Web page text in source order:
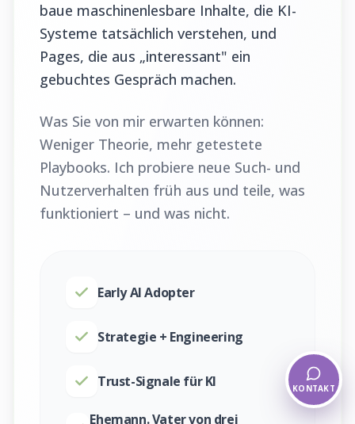
baue maschinenlesbare Inhalte, die KI-
Systeme tatsächlich verstehen, und
Pages, die aus „interessant" ein
gebuchtes Gespräch machen.
Was Sie von mir erwarten können:
Weniger Theorie, mehr getestete
Playbooks. Ich probiere neue Such- und
Nutzerverhalten früh aus und teile, was
funktioniert – und was nicht.
Early AI Adopter
Strategie + Engineering
Trust-Signale für KI
Ehemann. Vater von drei
KONTAKT